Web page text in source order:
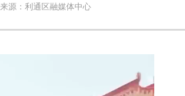
来源：利通区融媒体中心